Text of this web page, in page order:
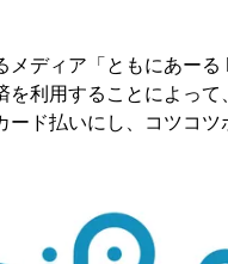
ディア「ともにあーる
を利用することによっ
ド払いにし、コツコツ